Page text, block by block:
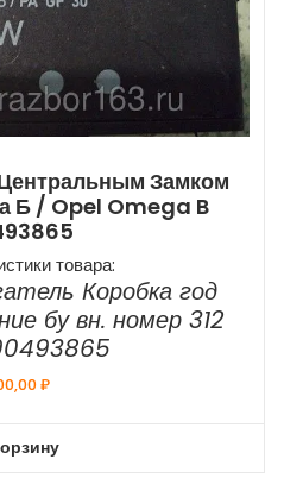
Замком
Б / Opel Omega B
товара:
Коробка год
бу вн. номер 312
₽